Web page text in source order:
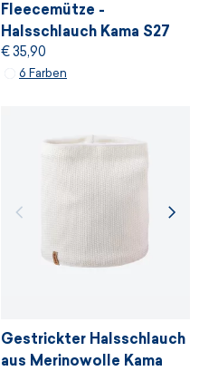
Fleecemütze -
Halsschlauch Kama S27
€ 35,90
6 Farben
Gestrickter Halsschlauch
aus Merinowolle Kama